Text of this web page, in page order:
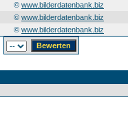
© www.bilderdatenbank.biz
© www.bilderdatenbank.biz
© www.bilderdatenbank.biz